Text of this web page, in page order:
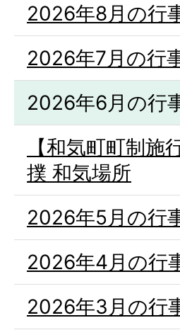
2026年8月の行
2026年7月の行
2026年6月の行
【和気町町制
撲 和気場所
2026年5月の行
2026年4月の行
2026年3月の行